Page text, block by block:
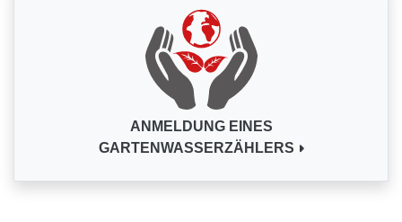
ANMELDUNG EINES
GARTENWASSERZÄHLERS